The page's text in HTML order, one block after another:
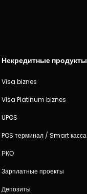
Некредитные продукты
Visa biznes
Visa Platinum biznes
UPOS
POS терминал / Smart касса
РКО
Зарплатные проекты
Депозиты